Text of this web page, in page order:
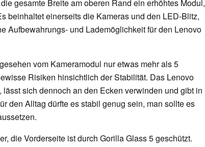
gesamte Breite am oberen Rand ein erhöhtes Modul,
beinhaltet einerseits die Kameras und den LED-Blitz,
Aufbewahrungs- und Lademöglichkeit für den Lenovo
vom Kameramodul nur etwas mehr als 5
Risiken hinsichtlich der Stabilität. Das Lenovo
lässt sich dennoch an den Ecken verwinden und gibt in
den Alltag dürfte es stabil genug sein, man sollte es
die Vorderseite ist durch Gorilla Glass 5 geschützt.